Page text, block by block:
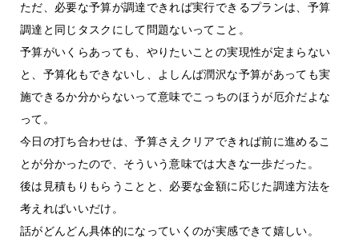
ただ、必要な予算が調達できれば実行できるプランは、予算
調達と同じタスクにして問題ないってこと。
予算がいくらあっても、やりたいことの実現性が定まらない
と、予算化もできないし、よしんば潤沢な予算があっても実
施できるか分からないって意味でこっちのほうが厄介だよな
って。
今日の打ち合わせは、予算さえクリアできれば前に進めるこ
とが分かったので、そういう意味では大きな一歩だった。
後は見積もりもらうことと、必要な金額に応じた調達方法を
考えればいいだけ。
話がどんどん具体的になっていくのが実感できて嬉しい。